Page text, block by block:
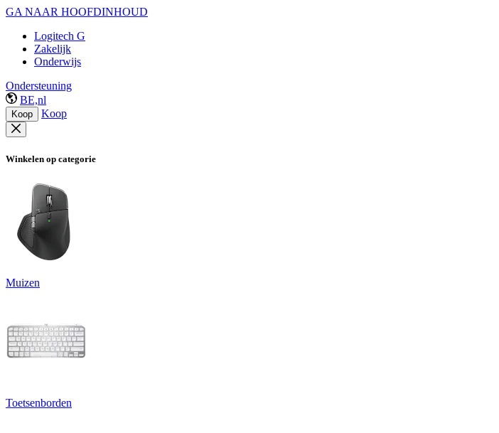
GA NAAR HOOFDINHOUD
Logitech G
Zakelijk
Onderwijs
Ondersteuning
BE,nl
Koop Koop
Winkelen op categorie
Muizen
Toetsenborden